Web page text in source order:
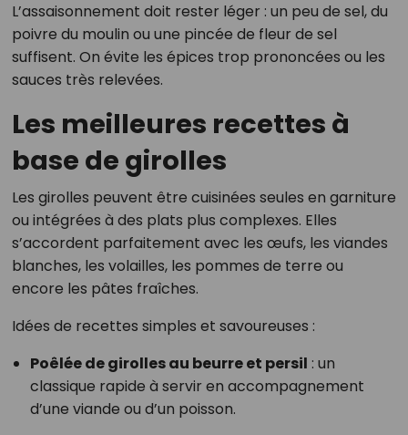
L’assaisonnement doit rester léger : un peu de sel, du
poivre du moulin ou une pincée de fleur de sel
suffisent. On évite les épices trop prononcées ou les
sauces très relevées.
Les meilleures recettes à
base de girolles
Les girolles peuvent être cuisinées seules en garniture
ou intégrées à des plats plus complexes. Elles
s’accordent parfaitement avec les œufs, les viandes
blanches, les volailles, les pommes de terre ou
encore les pâtes fraîches.
Idées de recettes simples et savoureuses :
Poêlée de girolles au beurre et persil : un
classique rapide à servir en accompagnement
d’une viande ou d’un poisson.